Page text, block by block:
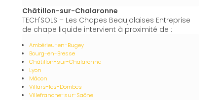
Châtillon-sur-Chalaronne
TECH'SOLS – Les Chapes Beaujolaises Entreprise
de chape liquide intervient à proximité de :
Ambérieu-en-Bugey
Bourg-en-Bresse
Châtillon-sur-Chalaronne
Lyon
Mâcon
Villars-les-Dombes
Villefranche-sur-Saône